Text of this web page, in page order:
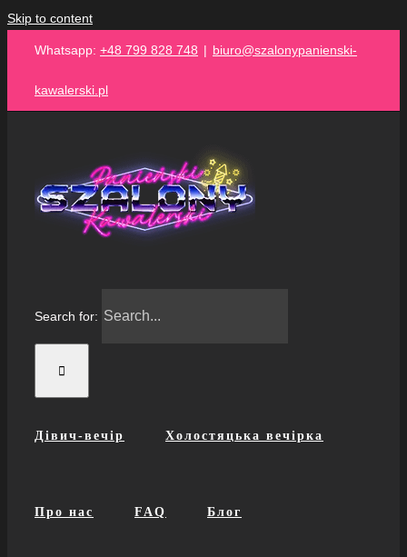
Skip to content
Whatsapp: +48 799 828 748 | biuro@szalonypanienski-
kawalerski.pl
Search for:
Дівич-вечір Холостяцька вечірка
Про нас FAQ Блог